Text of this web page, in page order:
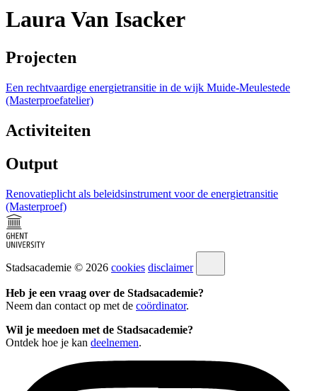
Laura Van Isacker
Projecten
Een rechtvaardige energietransitie in de wijk Muide-Meulestede
(Masterproefatelier)
Activiteiten
Output
Renovatieplicht als beleidsinstrument voor de energietransitie
(Masterproef)
Stadsacademie © 2026 cookies disclaimer
Heb je een vraag over de Stadsacademie?
Neem dan contact op met de coördinator.
Wil je meedoen met de Stadsacademie?
Ontdek hoe je kan deelnemen.